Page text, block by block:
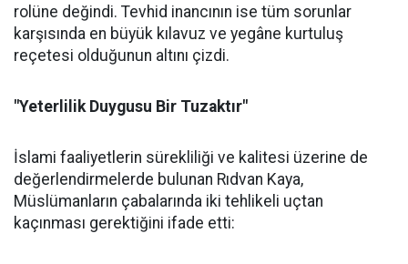
rolüne değindi. Tevhid inancının ise tüm sorunlar
karşısında en büyük kılavuz ve yegâne kurtuluş
reçetesi olduğunun altını çizdi.
"Yeterlilik Duygusu Bir Tuzaktır"
İslami faaliyetlerin sürekliliği ve kalitesi üzerine de
değerlendirmelerde bulunan Rıdvan Kaya,
Müslümanların çabalarında iki tehlikeli uçtan
kaçınması gerektiğini ifade etti: